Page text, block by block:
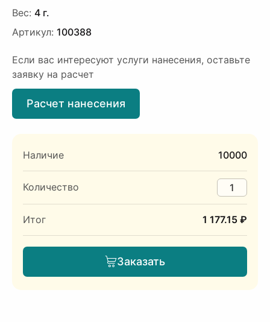
Вес: 4 г.
Артикул: 100388
Если вас интересуют услуги нанесения, оставьте
заявку на расчет
Расчет нанесения
Наличие 10000
Количество
Итог 1 177.15 ₽
Заказать